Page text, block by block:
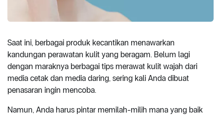
Saat ini, berbagai produk kecantikan menawarkan
kandungan perawatan kulit yang beragam. Belum lagi
dengan maraknya berbagai tips merawat kulit wajah dari
media cetak dan media daring, sering kali Anda dibuat
penasaran ingin mencoba.
Namun, Anda harus pintar memilah-milih mana yang baik